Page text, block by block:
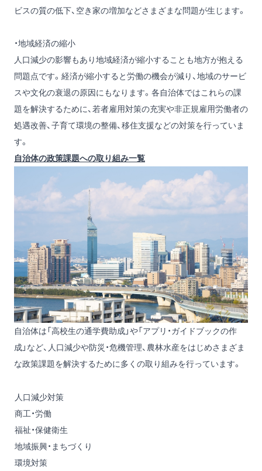
ビスの質の低下、空き家の増加などさまざまな問題が生じます。
・地域経済の縮小
人口減少の影響もあり地域経済が縮小することも地方が抱える
問題点です。経済が縮小すると労働の機会が減り、地域のサービ
スや文化の衰退の原因にもなります。各自治体ではこれらの課
題を解決するために、若者雇用対策の充実や非正規雇用労働者の
処遇改善、子育て環境の整備、移住支援などの対策を行っていま
す。
自治体の政策課題への取り組み一覧
自治体は「高校生の通学費助成」や「アプリ・ガイドブックの作
成」など、人口減少や防災・危機管理、農林水産をはじめさまざま
な政策課題を解決するために多くの取り組みを行っています。
人口減少対策
商工・労働
福祉・保健衛生
地域振興・まちづくり
環境対策